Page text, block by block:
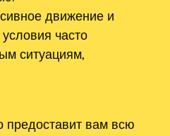
движение и
часто
ситуациям,
предоставит вам всю